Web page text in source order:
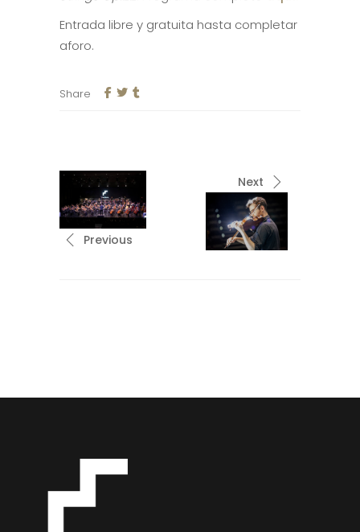
Entrada libre y gratuita hasta completar
aforo.
Share
Previous
Next